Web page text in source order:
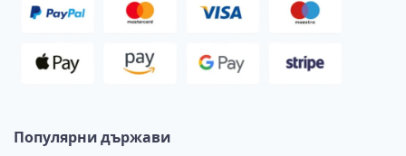
Популярни държави